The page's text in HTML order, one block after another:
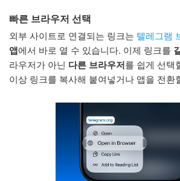
빠른 브라우저 선택
외부 사이트로 연결되는 링크는 텔레그램
앱에서 바로 열 수 있습니다. 이제 링크를
라우저가 아닌 다른 브라우저를 쉽게 선택
이상 링크를 복사해 붙여넣거나 앱을 전환